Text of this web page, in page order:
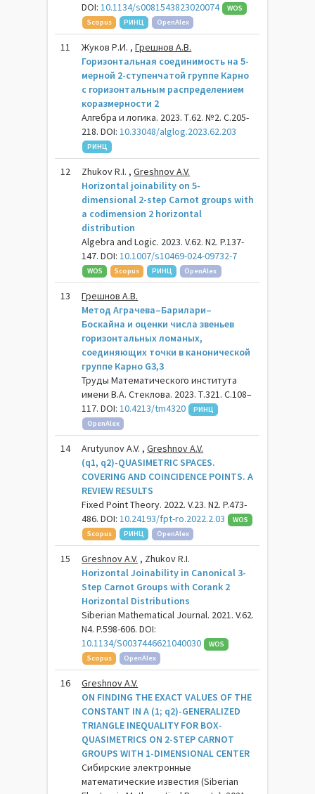
DOI:10.1134/s0081543823020074
WOS
Scopus
РИНЦ OpenAlex
11 Жуков Р.И. ,Грешнов А.В.
Горизонтальная соединимость на 5-
мерной 2-ступенчатой группе Карно
с горизонтальным распределением
коразмерности 2
Алгебра и логика. 2023. Т.62. №2. С.205-
218. DOI:10.33048/alglog.2023.62.203
РИНЦ
12 Zhukov R.I. ,Greshnov A.V.
Horizontal joinability on 5-
dimensional 2-step Carnot groups with
a codimension 2 horizontal
distribution
Algebra and Logic. 2023. V.62. N2. P.137-
147. DOI:10.1007/s10469-024-09732-7
WOS Scopus РИНЦ OpenAlex
13
Грешнов А.В.
Метод Аграчева–Барилари–
Боскайна и оценки числа звеньев
горизонтальных ломаных,
соединяющих точки в канонической
группе Карно G3,3
Труды Математического института
имени В.А. Стеклова. 2023. Т.321. С.108–
117. DOI:10.4213/tm4320
РИНЦ
OpenAlex
14 Arutyunov A.V. ,Greshnov A.V.
(q1, q2)-QUASIMETRIC SPACES.
COVERING AND COINCIDENCE POINTS. A
REVIEW RESULTS
Fixed Point Theory. 2022. V.23. N2. P.473-
486. DOI:10.24193/fpt-ro.2022.2.03
WOS
Scopus
РИНЦ OpenAlex
15 Greshnov A.V. , Zhukov R.I.
Horizontal Joinability in Canonical 3-
Step Carnot Groups with Corank 2
Horizontal Distributions
Siberian Mathematical Journal. 2021. V.62.
N4. P.598-606. DOI:
10.1134/S0037446621040030
WOS
Scopus
OpenAlex
16
Greshnov A.V.
ON FINDING THE EXACT VALUES OF THE
CONSTANT IN A (1; q2)-GENERALIZED
TRIANGLE INEQUALITY FOR BOX-
QUASIMETRICS ON 2-STEP CARNOT
GROUPS WITH 1-DIMENSIONAL CENTER
Сибирские электронные
математические известия (Siberian